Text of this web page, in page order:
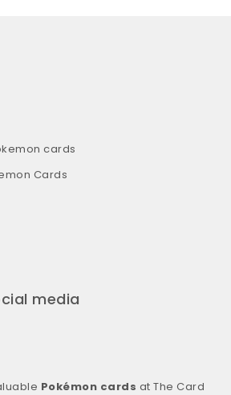
cards
Cards
media
Pokémon cards at The Card